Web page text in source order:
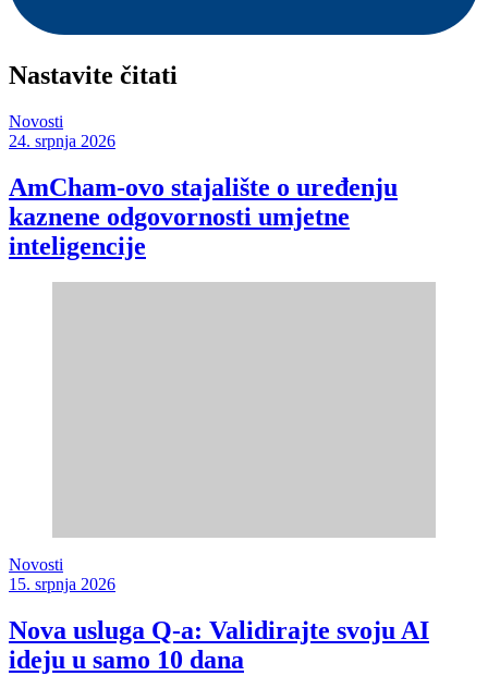
Nastavite čitati
Novosti
24. srpnja 2026
AmCham-ovo stajalište o uređenju
kaznene odgovornosti umjetne
inteligencije
Novosti
15. srpnja 2026
Nova usluga Q-a: Validirajte svoju AI
ideju u samo 10 dana